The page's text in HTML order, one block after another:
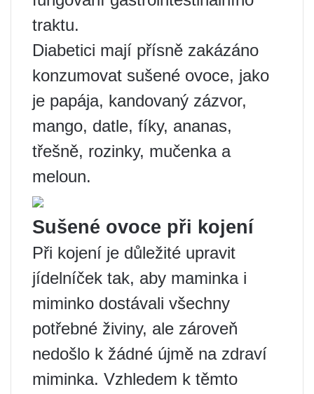
traktu.
Diabetici mají přísně zakázáno
konzumovat sušené ovoce, jako
je papája, kandovaný zázvor,
mango, datle, fíky, ananas,
třešně, rozinky, mučenka a
meloun.
Sušené ovoce při kojení
Při kojení je důležité upravit
jídelníček tak, aby maminka i
miminko dostávali všechny
potřebné živiny, ale zároveň
nedošlo k žádné újmě na zdraví
miminka. Vzhledem k těmto